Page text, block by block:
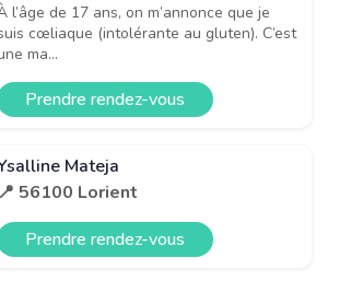
l’âge de 17 ans, on m’annonce que je
cœliaque (intolérante au gluten). C’est
ma...
Prendre rendez-vous
Mateja
📍 56100 Lorient
Prendre rendez-vous